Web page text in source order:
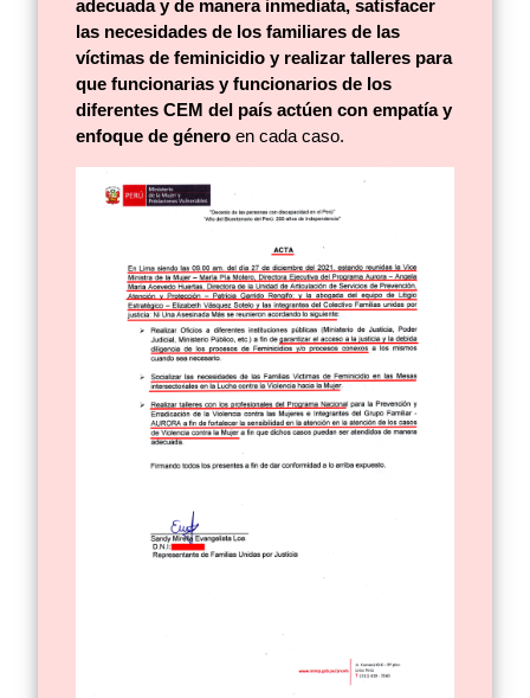
adecuada y de manera inmediata, satisfacer
las necesidades de los familiares de las
víctimas de feminicidio y realizar talleres para
que funcionarias y funcionarios de los
diferentes CEM del país actúen con empatía y
enfoque de género en cada caso.